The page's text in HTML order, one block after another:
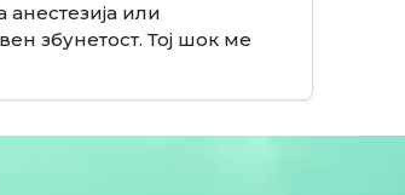
или
збунетост. Тој шок ме